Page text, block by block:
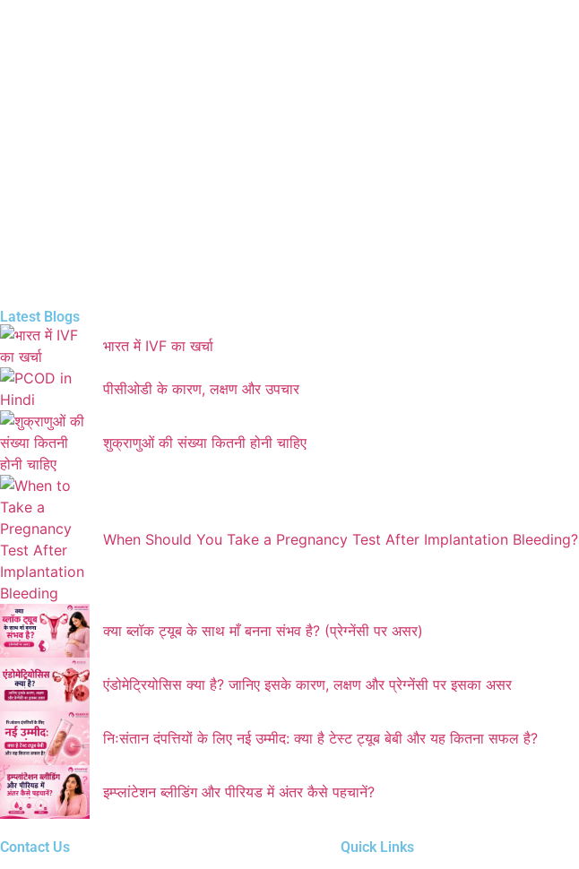
Latest Blogs
भारत में IVF का खर्चा
पीसीओडी के कारण, लक्षण और उपचार
शुक्राणुओं की संख्या कितनी होनी चाहिए
When Should You Take a Pregnancy Test After Implantation Bleeding?
क्या ब्लॉक ट्यूब के साथ माँ बनना संभव है? (प्रेग्नेंसी पर असर)
एंडोमेट्रियोसिस क्या है? जानिए इसके कारण, लक्षण और प्रेग्नेंसी पर इसका असर
निःसंतान दंपत्तियों के लिए नई उम्मीद: क्या है टेस्ट ट्यूब बेबी और यह कितना सफल है?
इम्प्लांटेशन ब्लीडिंग और पीरियड में अंतर कैसे पहचानें?
Contact Us Quick Links